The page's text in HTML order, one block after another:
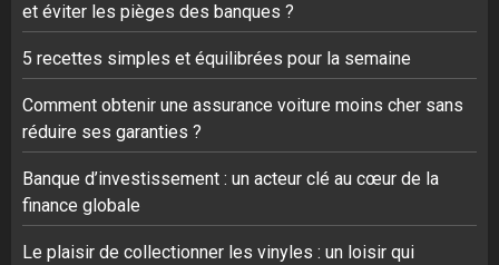
et éviter les pièges des banques ?
5 recettes simples et équilibrées pour la semaine
Comment obtenir une assurance voiture moins cher sans
réduire ses garanties ?
Banque d’investissement : un acteur clé au cœur de la
finance globale
Le plaisir de collectionner les vinyles : un loisir qui